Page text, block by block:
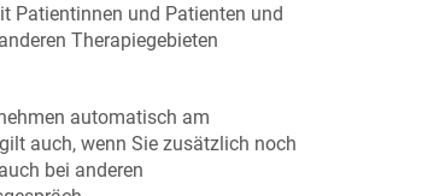
Patientinnen und Patienten und
Therapiegebieten
automatisch am
auch, wenn Sie zusätzlich noch
bei anderen